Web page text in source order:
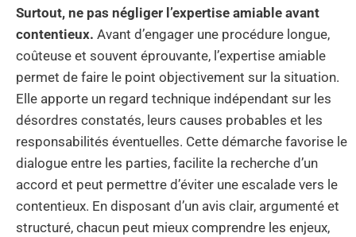
Surtout, ne pas négliger l’expertise amiable avant
contentieux. Avant d’engager une procédure longue,
coûteuse et souvent éprouvante, l’expertise amiable
permet de faire le point objectivement sur la situation.
Elle apporte un regard technique indépendant sur les
désordres constatés, leurs causes probables et les
responsabilités éventuelles. Cette démarche favorise le
dialogue entre les parties, facilite la recherche d’un
accord et peut permettre d’éviter une escalade vers le
contentieux. En disposant d’un avis clair, argumenté et
structuré, chacun peut mieux comprendre les enjeux,